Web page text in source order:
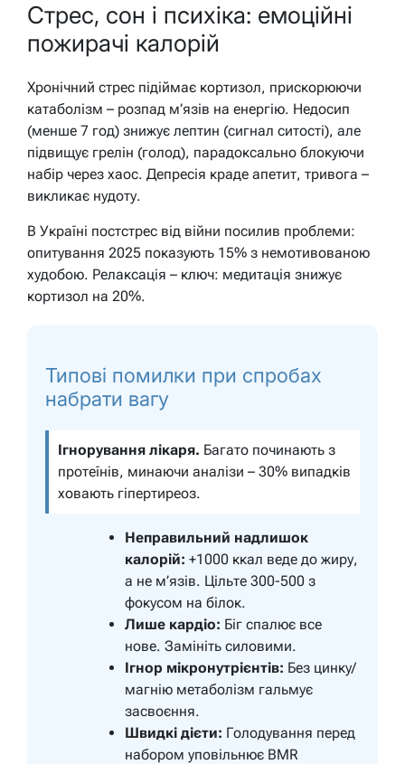
Стрес, сон і психіка: емоційні
пожирачі калорій
Хронічний стрес підіймає кортизол, прискорюючи
катаболізм – розпад м’язів на енергію. Недосип
(менше 7 год) знижує лептин (сигнал ситості), але
підвищує грелін (голод), парадоксально блокуючи
набір через хаос. Депресія краде апетит, тривога –
викликає нудоту.
В Україні постстрес від війни посилив проблеми:
опитування 2025 показують 15% з немотивованою
худобою. Релаксація – ключ: медитація знижує
кортизол на 20%.
Типові помилки при спробах
набрати вагу
Ігнорування лікаря. Багато починають з
протеїнів, минаючи аналізи – 30% випадків
ховають гіпертиреоз.
Неправильний надлишок
калорій: +1000 ккал веде до жиру,
а не м’язів. Цільте 300-500 з
фокусом на білок.
Лише кардіо: Біг спалює все
нове. Замініть силовими.
Ігнор мікронутрієнтів: Без цинку/
магнію метаболізм гальмує
засвоєння.
Швидкі дієти: Голодування перед
набором уповільнює BMR